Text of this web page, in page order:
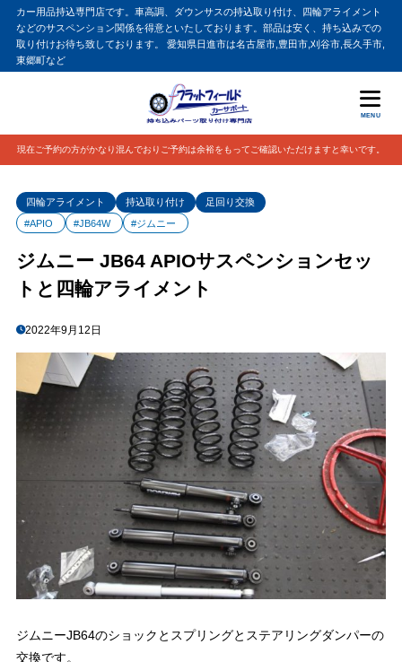
カー用品持込専門店です。車高調、ダウンサスの持込取り付け、四輪アライメント
などのサスペンション関係を得意といたしております。部品は安く、持ち込みでの
取り付けお待ち致しております。 愛知県日進市は名古屋市,豊田市,刈谷市,長久手市,
東郷町など
MENU
現在ご予約の方がかなり混んでおりご予約は余裕をもってご確認いただけますと幸いです。
四輪アライメント 持込取り付け
足回り交換
#APIO
#JB64W #ジムニー
ジムニー JB64 APIOサスペンションセッ
トと四輪アライメント
2022年9月12日
ジムニーJB64のショックとスプリングとステアリングダンパーの
交換です。